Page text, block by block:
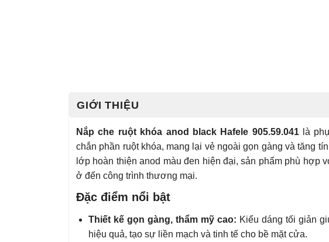
GIỚI THIỆU
Nắp che ruột khóa anod black Hafele 905.59.041là phụ
chắn phần ruột khóa, mang lại vẻ ngoài gọn gàng và tăng
lớp hoàn thiện anod màu đen hiện đại, sản phẩm phù hợp
ở đến công trình thương mại.
Đặc điểm nổi bật
Thiết kế gọn gàng, thẩm mỹ cao: Kiểu dáng tối giản
hiệu quả, tạo sự liền mạch và tinh tế cho bề mặt cửa.